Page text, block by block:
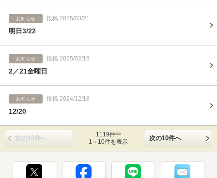
お知らせ 投稿 2025/03/21
明日3/22
お知らせ 投稿 2025/02/19
2／21金曜日
お知らせ 投稿 2024/12/18
12/20
前の10件へ
1119件中
1～10件を表示
次の10件へ